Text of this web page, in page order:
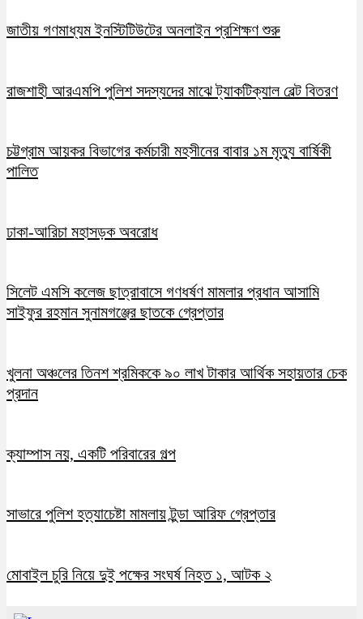
জাতীয় গণমাধ্যম ইনস্টিটিউটের অনলাইন প্রশিক্ষণ শুরু
রাজশাহী আরএমপি পুলিশ সদস্যদের মাঝে ট্যাকটিক্যাল বেল্ট বিতরণ
চট্টগ্রাম আয়কর বিভাগের কর্মচারী মহসীনের বাবার ১ম মৃত্যু বার্ষিকী
পালিত
ঢাকা-আরিচা মহাসড়ক অবরোধ
সিলেট এমসি কলেজ ছাত্রাবাসে গণধর্ষণ মামলার প্রধান আসামি
সাইফুর রহমান সুনামগঞ্জের ছাতকে গ্রেপ্তার
খুলনা অঞ্চলের তিনশ শ্রমিককে ৯০ লাখ টাকার আর্থিক সহায়তার চেক
প্রদান
ক্যাম্পাস নয়, একটি পরিবারের গল্প
সাভারে পুলিশ হত্যাচেষ্টা মামলায় টুন্ডা আরিফ গ্রেপ্তার
মোবাইল চুরি নিয়ে দুই পক্ষের সংঘর্ষ নিহত ১, আটক ২